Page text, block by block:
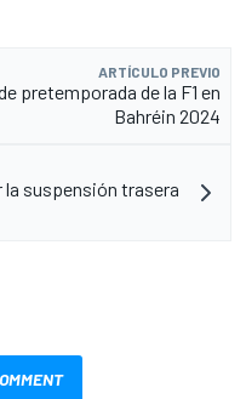
ARTÍCULO PREVIO
pretemporada de la F1 en
Bahréin 2024
la suspensión trasera